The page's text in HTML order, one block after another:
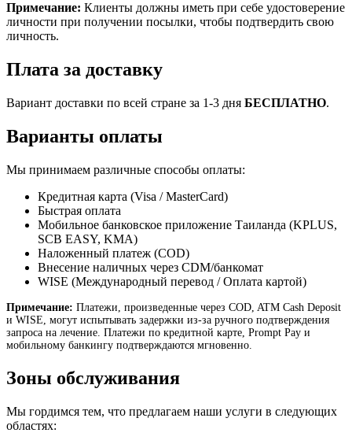
Примечание: Клиенты должны иметь при себе удостоверение
личности при получении посылки, чтобы подтвердить свою
личность.
Плата за доставку
Вариант доставки по всей стране за 1-3 дня БЕСПЛАТНО.
Варианты оплаты
Мы принимаем различные способы оплаты:
Кредитная карта (Visa / MasterCard)
Быстрая оплата
Мобильное банковское приложение Таиланда (KPLUS,
SCB EASY, KMA)
Наложенный платеж (COD)
Внесение наличных через CDM/банкомат
WISE (Международный перевод / Оплата картой)
Примечание: Платежи, произведенные через COD, ATM Cash Deposit
и WISE, могут испытывать задержки из-за ручного подтверждения
запроса на лечение. Платежи по кредитной карте, Prompt Pay и
мобильному банкингу подтверждаются мгновенно.
Зоны обслуживания
Мы гордимся тем, что предлагаем наши услуги в следующих
областях: